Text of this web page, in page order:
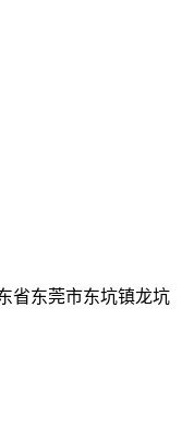
省东莞市东坑镇龙坑